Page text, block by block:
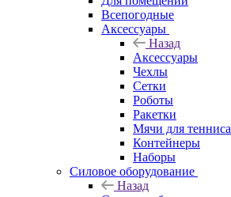
Всепогодные
Аксессуары
Назад
Аксессуары
Чехлы
Сетки
Роботы
Ракетки
Мячи для тенниса
Контейнеры
Наборы
Силовое оборудование
Назад